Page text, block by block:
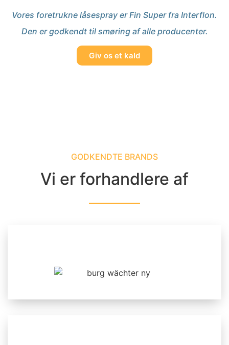
Vores foretrukne låsespray er Fin Super fra Interflon.
Den er godkendt til smøring af alle producenter.
Giv os et kald
GODKENDTE BRANDS
Vi er forhandlere af